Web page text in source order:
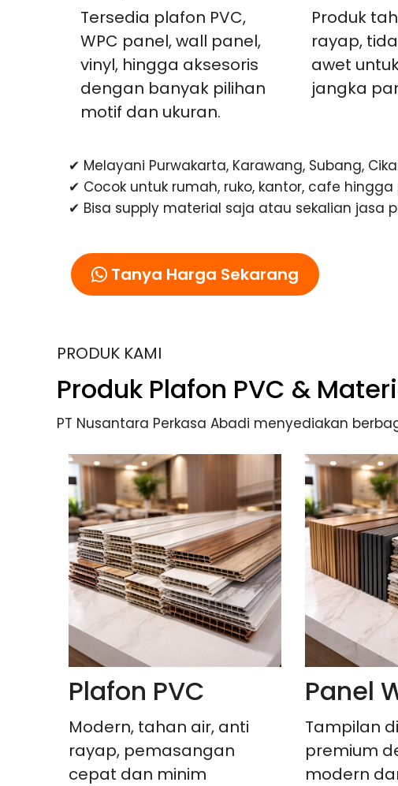
Tersedia plafon PVC,
WPC panel, wall panel,
vinyl, hingga aksesoris
dengan banyak pilihan
motif dan ukuran.
Produk
rayap,
awet
jangka
✔ Melayani Purwakarta, Karawang, Subang,
✔ Cocok untuk rumah, ruko, kantor, cafe hingga
✔ Bisa supply material saja atau sekalian jasa
Tanya Harga Sekarang
PRODUK KAMI
Produk Plafon PVC &
PT Nusantara Perkasa Abadi menyediakan
Plafon PVC
Modern, tahan air, anti
rayap, pemasangan
cepat dan minim
Panel
Tampilan
premium
modern